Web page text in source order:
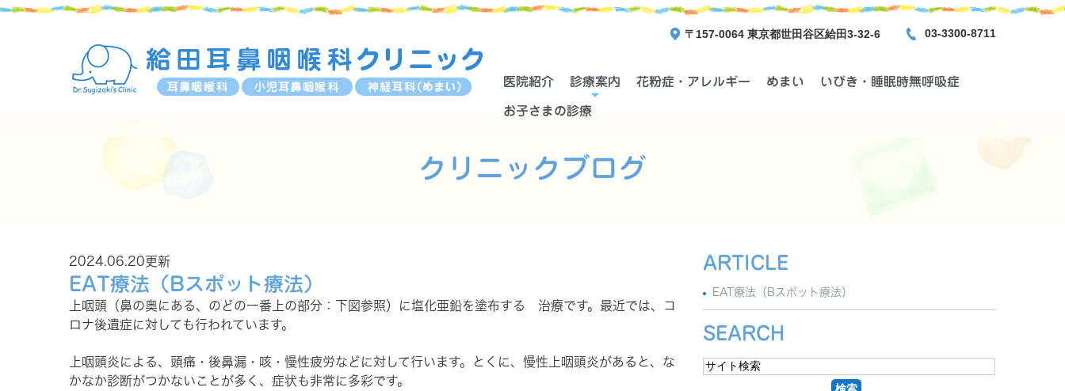
〒157-0064 東京都世田谷区給田3-32-6 03-3300-8711
医院紹介 診療案内 花粉症・アレルギー めまい いびき・睡眠時無呼吸症
お子さまの診療
クリニックブログ
2024.06.20更新
EAT療法（Bスポット療法）
上咽頭（鼻の奥にある、のどの一番上の部分：下図参照）に塩化亜鉛を塗布する 治療です。最近では、コ
ロナ後遺症に対しても行われています。
上咽頭炎による、頭痛・後鼻漏・咳・慢性疲労などに対して行います。とくに、慢性上咽頭炎があると、な
かなか診断がつかないことが多く、症状も非常に多彩です。
ARTICLE
EAT療法（Bスポット療法）
SEARCH